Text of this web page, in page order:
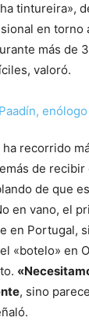
tintureira»,
en torno
más de
valoró.
recorrido
de recibir
de que
en vano, el
en Portugal,
«botelo» en
, sino